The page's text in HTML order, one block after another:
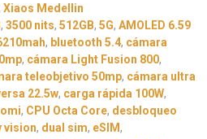
Xiaos Medellin
, 3500 nits, 512GB, 5G, AMOLED 6.59
, bluetooth 5.4, cámara
, cámara Light Fusion 800,
teleobjetivo 50mp, cámara ultra
22.5w, carga rápida 100W,
, CPU Octa Core, desbloqueo
vision, dual sim, eSIM,